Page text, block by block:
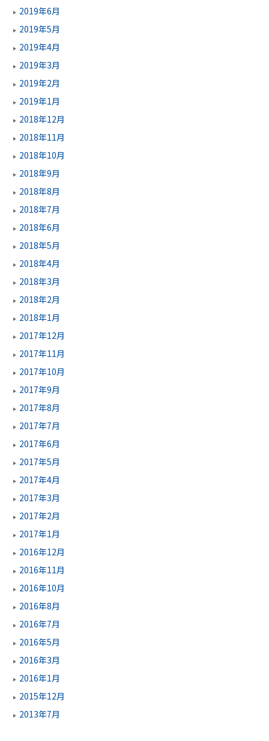
2019年6月
2019年5月
2019年4月
2019年3月
2019年2月
2019年1月
2018年12月
2018年11月
2018年10月
2018年9月
2018年8月
2018年7月
2018年6月
2018年5月
2018年4月
2018年3月
2018年2月
2018年1月
2017年12月
2017年11月
2017年10月
2017年9月
2017年8月
2017年7月
2017年6月
2017年5月
2017年4月
2017年3月
2017年2月
2017年1月
2016年12月
2016年11月
2016年10月
2016年8月
2016年7月
2016年5月
2016年3月
2016年1月
2015年12月
2013年7月